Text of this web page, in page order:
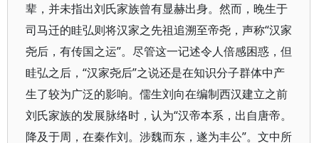
辈，并未指出刘氏家族曾有显赫出身。然而，晚生于
司马迁的眭弘则将汉家之先祖追溯至帝尧，声称“汉家
尧后，有传国之运”。尽管这一记述令人倍感困惑，但
眭弘之后，“汉家尧后”之说还是在知识分子群体中产
生了较为广泛的影响。儒生刘向在编制西汉建立之前
刘氏家族的发展脉络时，认为“汉帝本系，出自唐帝。
降及于周，在秦作刘。涉魏而东，遂为丰公”。文中所